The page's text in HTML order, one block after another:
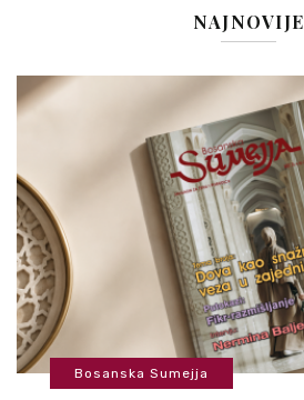
NAJNOVIJE
Bosanska Sumejja